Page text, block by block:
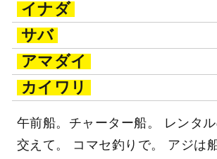
イナダ
サバ
アマダイ
カイワリ
午前船。チャーター船。 レンタ
交えて。 コマセ釣りで。 アジは